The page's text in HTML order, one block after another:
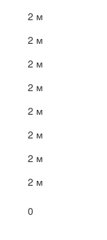
2 м
2 м
2 м
2 м
2 м
2 м
2 м
2 м
0